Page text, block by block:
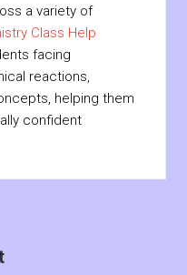
a variety of
Class Help
facing
reactions,
helping them
confident